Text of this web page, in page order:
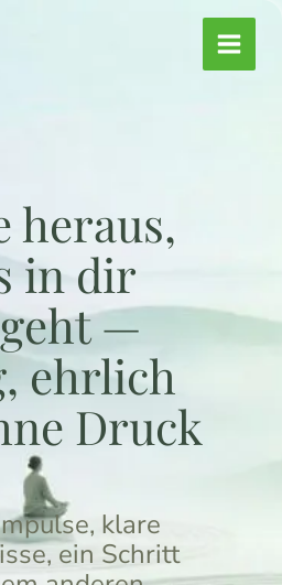
heraus,
in dir
—
ehrlich
Druck
klare
ein Schritt